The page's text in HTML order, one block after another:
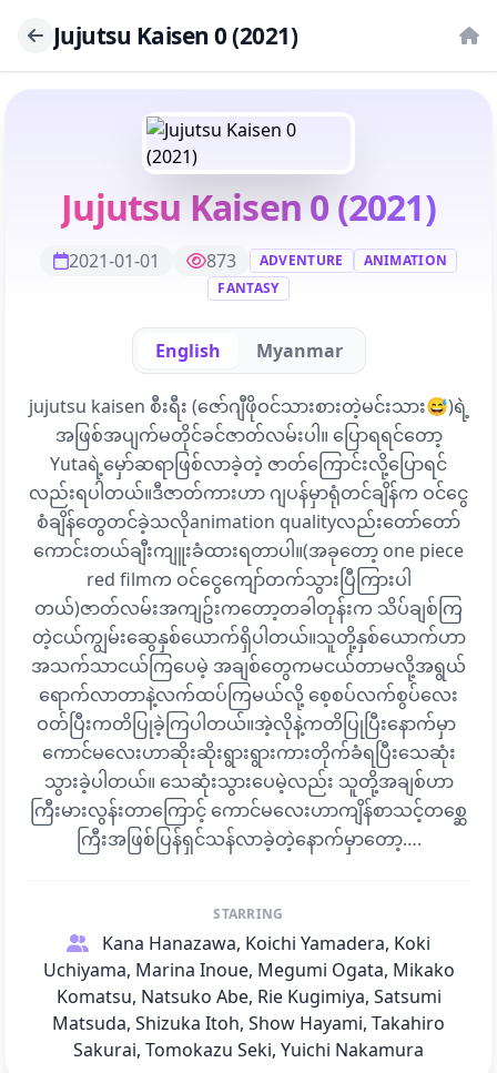
Jujutsu Kaisen 0 (2021)
Jujutsu Kaisen 0 (2021)
2021-01-01 873 ADVENTURE
ANIMATION
FANTASY
English Myanmar
jujutsu kaisen စီးရီး (​ဇော်ဂျီဖိုဝင်သားစားတဲ့မင်းသား😅)ရဲ့
အဖြစ်အပျက်မတိုင်ခင်ဇာတ်လမ်းပါ။ ​ပြောရရင်​တော့
Yutaရဲ့​မှော်ဆရာဖြစ်လာခဲ့တဲ့ ဇာတ်​ကြောင်းလို့​ပြောရင်
လည်းရပါတယ်။ဒီဇာတ်ကားဟာ ဂျပန်မှာရုံတင်ချိန်က ဝင်​ငွေ
စံချိန်​တွေတင်ခဲ့သလိုanimation qualityလည်း​တော်​တော်​
ကောင်းတယ်ချီးကျူးခံထားရတာပါ။(အခု​တော့ one piece
red filmက ဝင်​ငွေ​ကျော်တက်သွားပြီကြားပါ
တယ်)ဇာတ်လမ်းအကျဥ်းက​တော့တခါတုန်းက သိပ်ချစ်ကြ
တဲ့ငယ်ကျွမ်း​ဆွေနှစ်​ယောက်ရှိပါတယ်။သူတို့နှစ်​ယောက်ဟာ
အသက်သာငယ်ကြ​ပေမဲ့ အချစ်​တွေကမငယ်တာမလို့အရွယ်​
ရောက်လာတာနဲ့လက်ထပ်ကြမယ်လို့ ​​စေ့စပ်လက်စွပ်​လေး
ဝတ်ပြီးကတိပြုခဲ့ကြပါတယ်။အဲ့လိုနဲ့ကတိပြုပြီး​နောက်မှာ ​
ကောင်မ​လေးဟာဆိုးဆိုးရွားရွားကားတိုက်ခံရပြီး​သေဆုံး
သွားခဲ့ပါတယ်။ ​သေဆုံးသွား​ပေမဲ့လည်း သူတို့အချစ်ဟာ
ကြီးမားလွန်းတာ​ကြောင့် ​ကောင်မ​လေးဟာကျိန်စာသင့်တ​စ္ဆေ
ကြီးအဖြစ်ပြန်ရှင်သန်လာခဲ့တဲ့​နောက်မှာ​တော့….
STARRING
Kana Hanazawa, Koichi Yamadera, Koki
Uchiyama, Marina Inoue, Megumi Ogata, Mikako
Komatsu, Natsuko Abe, Rie Kugimiya, Satsumi
Matsuda, Shizuka Itoh, Show Hayami, Takahiro
Sakurai, Tomokazu Seki, Yuichi Nakamura